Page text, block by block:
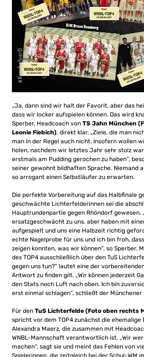
„Ja, dann sind wir halt der Favorit, aber das
dass wir locker aufspielen können. Das wird
Sperber, Headcoach von TS Jahn München
Leonie Fiebich), direkt klar. „Ziele, die man
man in der Regel auch nicht. Insofern wollen
holen, nachdem wir letztes Jahr sehr stolz
erstmals am Pudding gerochen zu haben“,
seiner gewohnt bildhaften Sprache. Niemand
so arrogant einen Selbstläufer zu erwarten.
Die perfekte Vorbereitung auf das Halbfinale
geschwächte Lichterfelderinnen sei die
Hauptrundenpartie gegen Rhöndorf gewesen.
ersatzgeschwächt zu uns, aber haben mit
aufgespielt und uns eine Halbzeit richtig
echte Nagelprobe für uns und ich bin froh,
zeigen konnten, was wir können“, so Sperber.
des TOP4 ausschließlich über den TuS
gegen uns tun?“ lautet eine der
Antwort zu finden gilt. „Wir können jederzeit
den Stats noch Luft nach oben. Ich bin
erst einmal schlagen“, schließt der Münchener
Für den TuS Lichterfelde (Foto oben rechts
spricht vor dem TOP4 zunächst die
Alexandra Maerz, die zusammen mit
WNBL-Mannschaft verantwortlich ist. „Wir
machen“, sagt sie und meint das Fehlen von